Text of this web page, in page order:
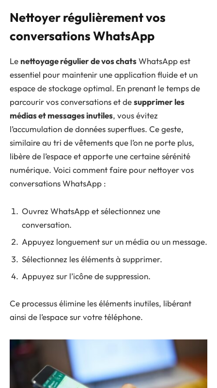
Nettoyer régulièrement vos
conversations WhatsApp
Le nettoyage régulier de vos chatsWhatsApp est
essentiel pour maintenir une application fluide et un
espace de stockage optimal. En prenant le temps de
parcourir vos conversations et desupprimer les
médias et messages inutiles, vous évitez
l’accumulation de données superflues. Ce geste,
similaire au tri de vêtements que l’on ne porte plus,
libère de l’espace et apporte une certaine sérénité
numérique. Voici comment faire pour nettoyer vos
conversations WhatsApp :
Ouvrez WhatsApp et sélectionnez une
conversation.
Appuyez longuement sur un média ou un message.
Sélectionnez les éléments à supprimer.
Appuyez sur l’icône de suppression.
Ce processus élimine les éléments inutiles, libérant
ainsi de l’espace sur votre téléphone.